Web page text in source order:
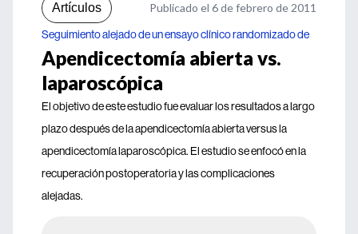
Artículos Publicado el 6 de febrero de 2011
Seguimiento alejado de un ensayo clínico randomizado de
Apendicectomía abierta vs.
laparoscópica
El objetivo de este estudio fue evaluar los resultados a largo
plazo después de la apendicectomía abierta versus la
apendicectomía laparoscópica. El estudio se enfocó en la
recuperación postoperatoria y las complicaciones
alejadas.